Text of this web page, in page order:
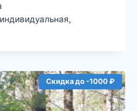
Скидка до -1000 ₽